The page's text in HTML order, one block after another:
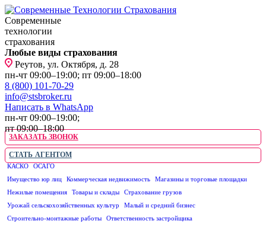
Современные
технологии
страхования
Любые виды страхования
Реутов, ул. Октября, д. 28
пн-чт 09:00–19:00; пт 09:00–18:00
8 (800) 101-70-29
info@stsbroker.ru
Написать в WhatsApp
пн-чт 09:00–19:00;
пт 09:00–18:00
ЗАКАЗАТЬ ЗВОНОК
СТАТЬ АГЕНТОМ
КАСКО ОСАГО
Имущество юр лиц
Коммерческая недвижимость
Магазины и торговые площадки
Нежилые помещения
Товары и склады
Страхование грузов
Урожай сельскохозяйственных культур
Малый и средний бизнес
Строительно-монтажные работы
Ответственность застройщика